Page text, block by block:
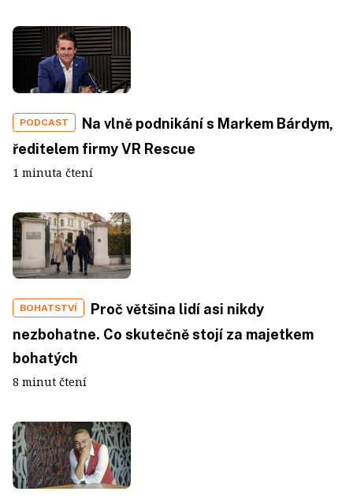
PODCAST
Na vlně podnikání s Markem Bárdym,
ředitelem firmy VR Rescue
1 minuta čtení
BOHATSTVÍ
Proč většina lidí asi nikdy
nezbohatne. Co skutečně stojí za majetkem
bohatých
8 minut čtení